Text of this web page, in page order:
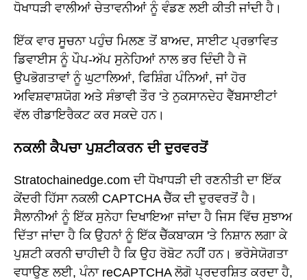
ਧੋਖਾਧੜੀ ਵਾਲੀਆਂ ਚੇਤਾਵਨੀਆਂ ਨੂੰ ਵੰਡਣ ਲਈ ਕੀਤੀ ਜਾਂਦੀ ਹੈ।
ਇੱਕ ਵਾਰ ਸੂਚਨਾ ਪਹੁੰਚ ਮਿਲਣ ਤੋਂ ਬਾਅਦ, ਸਾਈਟ ਪ੍ਰਭਾਵਿਤ
ਡਿਵਾਈਸ ਨੂੰ ਪੌਪ-ਅੱਪ ਸੁਨੇਹਿਆਂ ਨਾਲ ਭਰ ਦਿੰਦੀ ਹੈ ਜੋ
ਉਪਭੋਗਤਾਵਾਂ ਨੂੰ ਘੁਟਾਲਿਆਂ, ਫਿਸ਼ਿੰਗ ਪੰਨਿਆਂ, ਜਾਂ ਹੋਰ
ਅਵਿਸ਼ਵਾਸ਼ਯੋਗ ਅਤੇ ਸੰਭਾਵੀ ਤੌਰ 'ਤੇ ਨੁਕਸਾਨਦੇਹ ਵੈੱਬਸਾਈਟਾਂ
ਵੱਲ ਰੀਡਾਇਰੈਕਟ ਕਰ ਸਕਦੇ ਹਨ।
ਨਕਲੀ ਕੈਪਚਾ ਪੁਸ਼ਟੀਕਰਨ ਦੀ ਦੁਰਵਰਤੋਂ
Stratochainedge.com ਦੀ ਧੋਖਾਧੜੀ ਦੀ ਰਣਨੀਤੀ ਦਾ ਇੱਕ
ਕੇਂਦਰੀ ਹਿੱਸਾ ਨਕਲੀ CAPTCHA ਚੈੱਕ ਦੀ ਦੁਰਵਰਤੋਂ ਹੈ।
ਸੈਲਾਨੀਆਂ ਨੂੰ ਇੱਕ ਸੁਨੇਹਾ ਦਿਖਾਇਆ ਜਾਂਦਾ ਹੈ ਜਿਸ ਵਿੱਚ ਸੁਝਾਅ
ਦਿੱਤਾ ਜਾਂਦਾ ਹੈ ਕਿ ਉਹਨਾਂ ਨੂੰ ਇੱਕ ਚੈੱਕਬਾਕਸ 'ਤੇ ਨਿਸ਼ਾਨ ਲਗਾ ਕੇ
ਪੁਸ਼ਟੀ ਕਰਨੀ ਚਾਹੀਦੀ ਹੈ ਕਿ ਉਹ ਰੋਬੋਟ ਨਹੀਂ ਹਨ। ਭਰੋਸੇਯੋਗਤਾ
ਵਧਾਉਣ ਲਈ, ਪੰਨਾ reCAPTCHA ਲੋਗੋ ਪ੍ਰਦਰਸ਼ਿਤ ਕਰਦਾ ਹੈ,